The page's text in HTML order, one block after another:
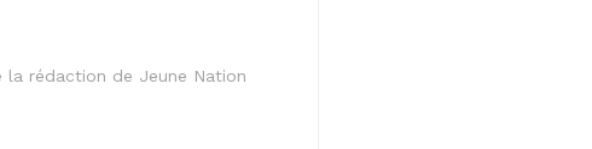
rédaction de Jeune Nation